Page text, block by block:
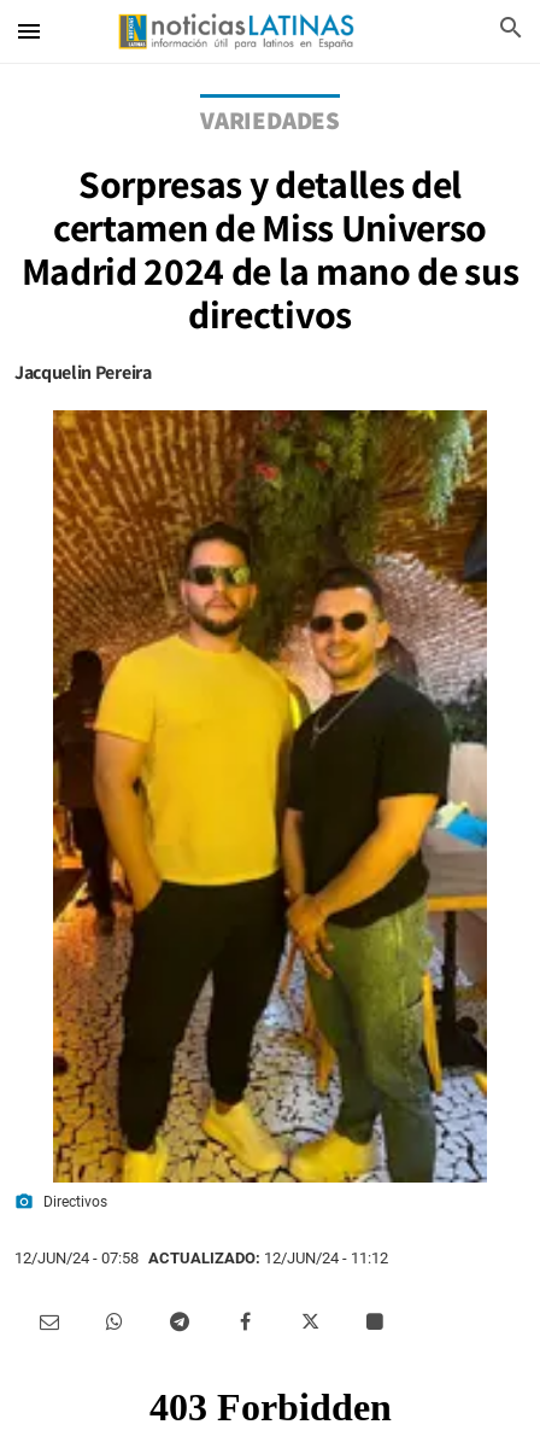
menu search
VARIEDADES
Sorpresas y detalles del
certamen de Miss Universo
Madrid 2024 de la mano de sus
directivos
Jacquelin Pereira
photo_camera Directivos
12/JUN/24 - 07:58 ACTUALIZADO: 12/JUN/24 - 11:12